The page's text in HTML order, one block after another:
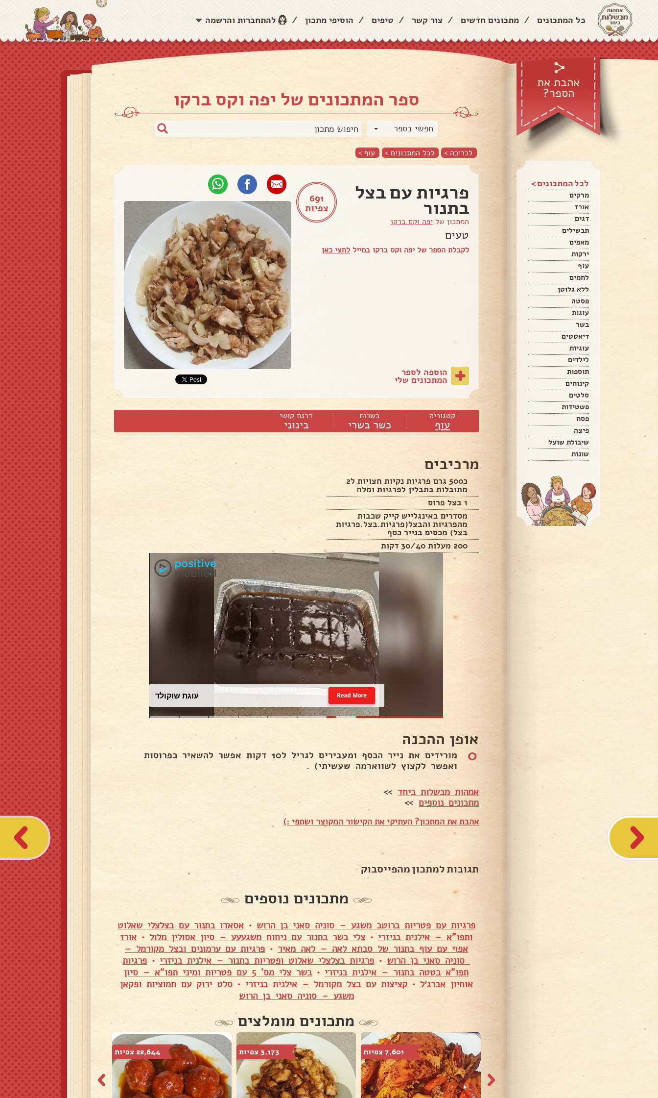
כל המתכונים / מתכונים חדשים / צור קשר / טיפים / הוסיפי מתכון / להתחברות והרשמה
אהבת את
הספר?
לכל המתכונים >
מרקים
אורז
דגים
תבשילים
מאפים
ירקות
עוף
לחמים
ללא גלוטן
פסטה
עוגות
בשר
דיאטטים
עוגיות
לילדים
תוספות
קינוחים
סלטים
פשטידות
פסח
פיצה
שיבולת שועל
שונות
ספר המתכונים של יפה וקס ברקו
חפשי בספר
לכריכה > לכל המתכונים > עוף >
691
צפיות
פרגיות עם בצל
בתנור
המתכון של יפה וקס ברקו
טעים
לקבלת הספר של יפה וקס ברקו במייל לחצי כאן
הוספה לספר
המתכונים שלי
קטגוריה
עוף
כשרות
כשר בשרי
דרגת קושי
בינוני
מרכיבים
כ500 גרם פרגיות נקיות חצויות ל2
מתובלות בתבלין לפרגיות ומלח
1 בצל פרוס
מסדרים באינגלייש קייק שכבות
מהפרגיות והבצל(פרגיות.בצל.פרגיות
בצל) מכסים בנייר כסף
200 מעלות 30/40 דקות
עוגת שוקולד Read More
אופן ההכנה
0
מורידים את נייר הכסף ומעבירים לגריל ל10 דקות אפשר להשאיר כפרוסות
ואפשר לקצוץ לשווארמה שעשיתי) .
אמהות מבשלות ביחד >>
מתכונים נוספים>>
אהבת את המתכון? העתיקי את הקישור המקוצר ושתפי :)
תגובות למתכון מהפייסבוק
מתכונים נוספים
פרגיות עם פטריות ברוטב משגע – סוניה סאני בן הרוש •אסאדו בתנור עם בצלצלי שאלוט
ותפו"א – אילנית בניזרי • צלי בשר בתנור עם ניחוח משגעעע – סיון אסולין מלול • אורז
אפוי עם עוף בתנור של סבתא לאה – לאה מאיר •פרגיות עם ערמונים ובצל מקורמל –
סוניה סאני בן הרוש • פרגיות בצלצלי שאלוט ופטריות בתנור – אילנית בניזרי • פרגיות
תפו"א בטטה בתנור – אילנית בניזרי •
בשר צלי מס' 5 עם פטריות ומיני תפו"א – סיון
אוחיון אברג׳ל •קציצות עם בצל מקורמל – אילנית בניזרי •סלט ירוק עם חמוציות ופקאן
משגע – סוניה סאני בן הרוש
מתכונים מומלצים
7,601 צפיות 3,173 צפיות 22,644 צפיות